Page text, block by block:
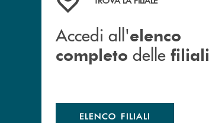
Accedi all'elenco
completo delle filiali
ELENCO FILIALI